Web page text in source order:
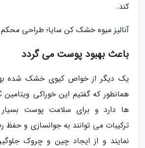
کند.
آنالیز میوه خشک کن سایا؛ طراحی محکم
باعث بهبود پوست می گردد
یک دیگر از خواص کیوی خشک شده
ها دارد و برای سلامت پوست
ترکیبات می توانند به جوانسازی و
نمایند و از ایجاد چین و چروک